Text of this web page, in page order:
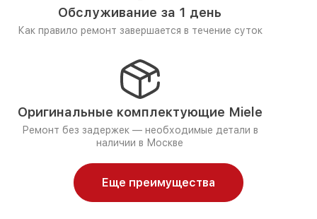
Обслуживание за 1 день
Как правило ремонт завершается в течение суток
Оригинальные комплектующие Miele
Ремонт без задержек — необходимые детали в
наличии в Москве
Еще преимущества